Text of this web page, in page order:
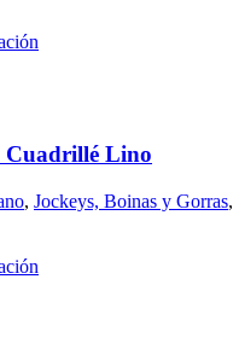
Cuadrillé Lino
, Jockeys, Boinas y Gorras,